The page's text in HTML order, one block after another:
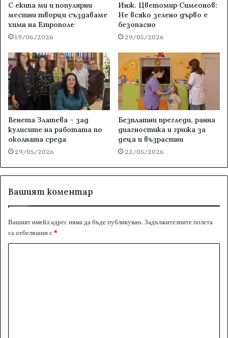
С екипа ми и популярни
местни творци създаваме
химн на Етрополе
19/06/2026
Инж. Цветомир Симеонов:
Не всяко зелено дърво е
безопасно
29/05/2026
Венета Златева – зад
кулисите на работата по
околната среда
29/05/2026
Безплатни прегледи, ранна
диагностика и грижа за
деца и възрастни
22/05/2026
Вашият коментар
Вашият имейл адрес няма да бъде публикуван. Задължителните полета
са отбелязани с*